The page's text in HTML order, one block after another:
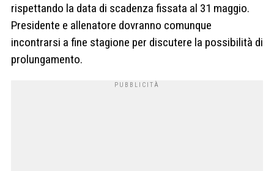
rispettando la data di scadenza fissata al 31 maggio.
Presidente e allenatore dovranno comunque
incontrarsi a fine stagione per discutere la possibilità di
prolungamento.